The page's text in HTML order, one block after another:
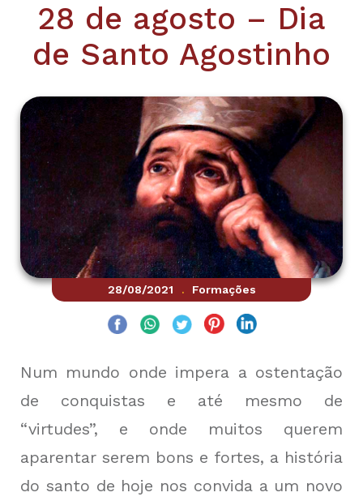
28 de agosto – Dia
de Santo Agostinho
28/08/2021 . Formações
Num mundo onde impera a ostentação
de conquistas e até mesmo de
“virtudes”, e onde muitos querem
aparentar serem bons e fortes, a história
do santo de hoje nos convida a um novo